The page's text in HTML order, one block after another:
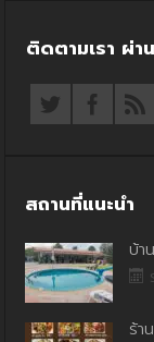
ติดตามเรา ผ่า
สถานที่แนะนำ
บ้า
ร้า